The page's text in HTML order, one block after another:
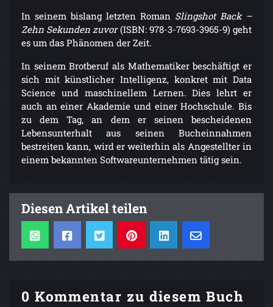
In seinem bislang letzten Roman Slingshot Back –
Zehn Sekunden zuvor(ISBN: 978-3-7693-3965-9) geht
es um das Phänomen der Zeit.
In seinem Brotberuf als Mathematiker beschäftigt er
sich mit künstlicher Intelligenz, konkret mit Data
Science und maschinellem Lernen. Dies lehrt er
auch an einer Akademie und einer Hochschule. Bis
zu dem Tag, an dem er seinen bescheidenen
Lebensunterhalt aus seinen Bucheinnahmen
bestreiten kann, wird er weiterhin als Angestellter in
einem bekannten Softwareunternehmen tätig sein.
Diesen Artikel teilen
0 Kommentar zu diesem Buch